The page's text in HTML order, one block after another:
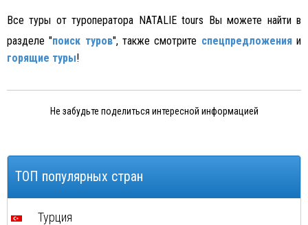
Все туры от туроператора NATALIE tours Вы можете найти в
разделе "поиск туров", также смотрите спецпредложения и
горящие туры!
Не забудьте поделиться интересной информацией
ТОП популярных стран
Турция